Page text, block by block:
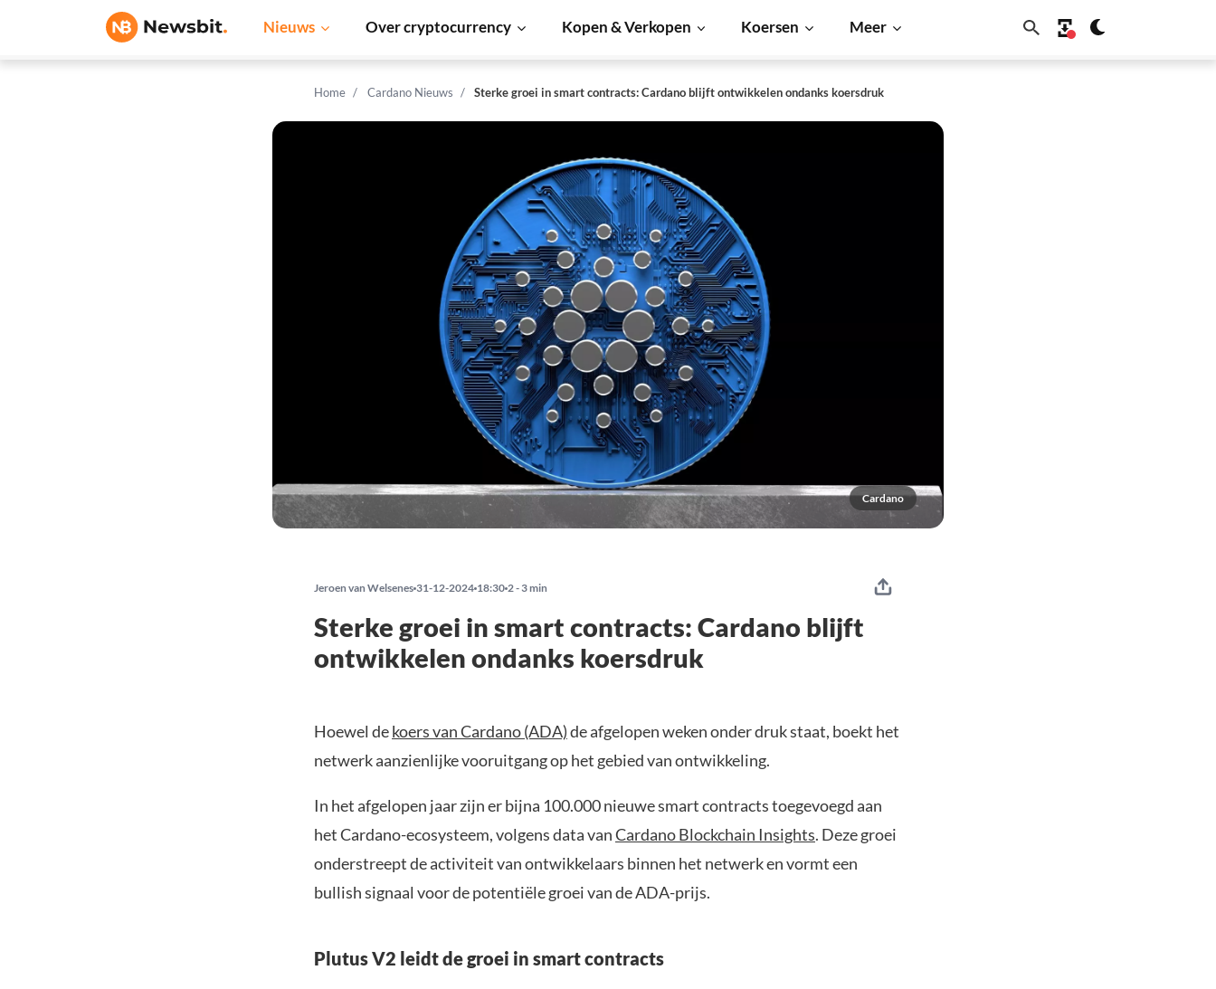
Nieuws Over cryptocurrency Kopen & Verkopen Koersen Meer
Home Cardano Nieuws Sterke groei in smart contracts: Cardano blijft ontwikkelen ondanks koersdruk
Cardano
Jeroen van Welsenes 31-12-2024 18:30 2 - 3 min
Sterke groei in smart contracts: Cardano blijft
ontwikkelen ondanks koersdruk
Hoewel dekoers van Cardano (ADA)de afgelopen weken onder druk staat, boekt het
netwerk aanzienlijke vooruitgang op het gebied van ontwikkeling.
In het afgelopen jaar zijn er bijna 100.000 nieuwe smart contracts toegevoegd aan
het Cardano-ecosysteem, volgens data vanCardano Blockchain Insights. Deze groei
onderstreept de activiteit van ontwikkelaars binnen het netwerk en vormt een
bullish signaal voor de potentiële groei van de ADA-prijs.
Plutus V2 leidt de groei in smart contracts